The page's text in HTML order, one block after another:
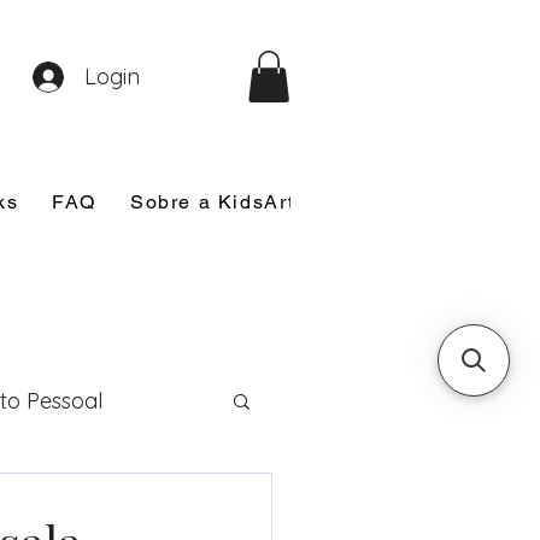
FAQ Sobre a KidsArt
Login
Pessoal